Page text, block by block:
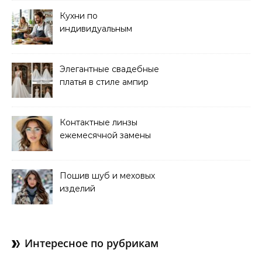
Кухни по
индивидуальным
Элегантные свадебные
платья в стиле ампир
Контактные линзы
ежемесячной замены
Пошив шуб и меховых
изделий
Интересное по рубрикам